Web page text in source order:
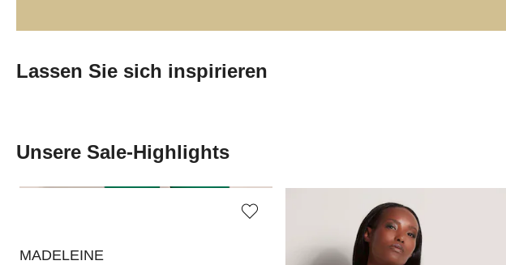
Lassen Sie sich inspirieren
Unsere Sale-Highlights
MADELEINE
MADELEINE